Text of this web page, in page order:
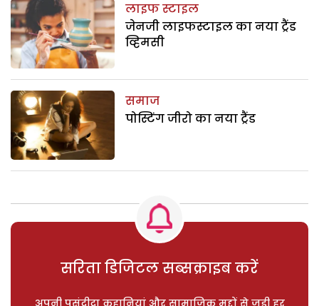
लाइफ स्टाइल
जेनजी लाइफस्टाइल का नया ट्रैंड
व्हिमसी
समाज
पोस्टिंग जीरो का नया ट्रैंड
सरिता डिजिटल सब्सक्राइब करें